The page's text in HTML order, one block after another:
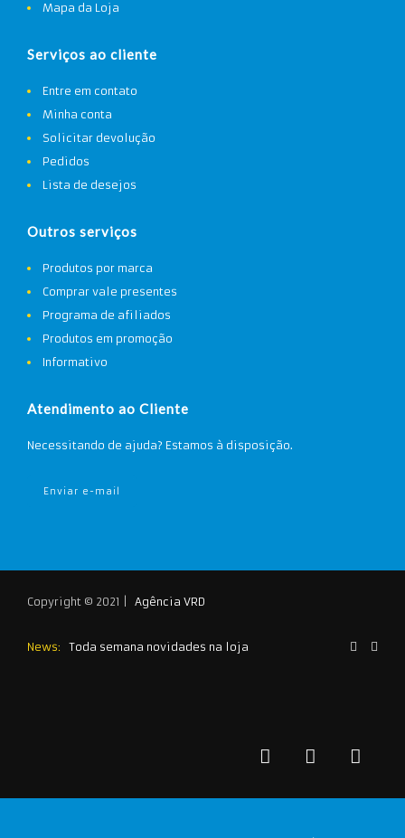
Mapa da Loja
Serviços ao cliente
Entre em contato
Minha conta
Solicitar devolução
Pedidos
Lista de desejos
Outros serviços
Produtos por marca
Comprar vale presentes
Programa de afiliados
Produtos em promoção
Informativo
Atendimento ao Cliente
Necessitando de ajuda? Estamos à disposição.
Enviar e-mail
Copyright © 2021 | Agência VRD
News: Toda semana novidades na loja